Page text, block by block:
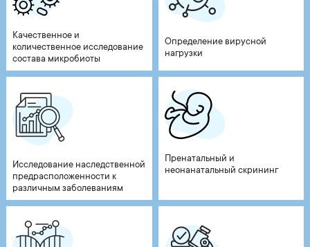
Качественное и
количественное исследование
состава микробиоты
Определение вирусной
нагрузки
Исследование наследственной
предрасположенности к
различным заболеваниям
Пренатальный и
неонанатальный скрининг